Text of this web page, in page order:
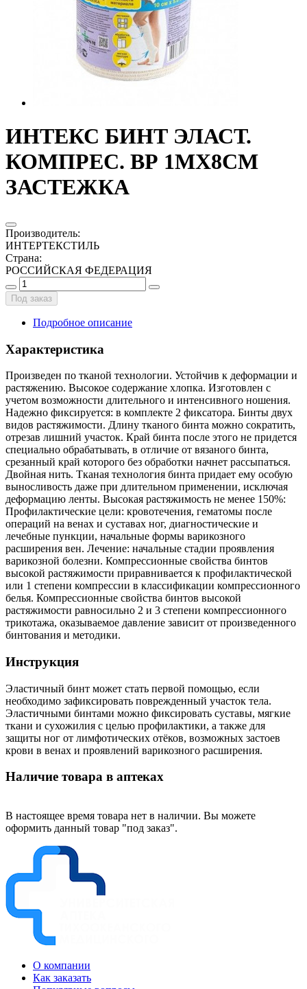
ИНТЕКС БИНТ ЭЛАСТ.
КОМПРЕС. ВР 1МХ8СМ
ЗАСТЕЖКА
Производитель:
ИНТЕРТЕКСТИЛЬ
Страна:
РОССИЙСКАЯ ФЕДЕРАЦИЯ
Под заказ
Подробное описание
Характеристика
Произведен по тканой технологии. Устойчив к деформации и
растяжению. Высокое содержание хлопка. Изготовлен с
учетом возможности длительного и интенсивного ношения.
Надежно фиксируется: в комплекте 2 фиксатора. Бинты двух
видов растяжимости. Длину тканого бинта можно сократить,
отрезав лишний участок. Край бинта после этого не придется
специально обрабатывать, в отличие от вязаного бинта,
срезанный край которого без обработки начнет рассыпаться.
Двойная нить. Тканая технология бинта придает ему особую
выносливость даже при длительном применении, исключая
деформацию ленты. Высокая растяжимость не менее 150%:
Профилактические цели: кровотечения, гематомы после
операций на венах и суставах ног, диагностические и
лечебные пункции, начальные формы варикозного
расширения вен. Лечение: начальные стадии проявления
варикозной болезни. Компрессионные свойства бинтов
высокой растяжимости приравнивается к профилактической
или 1 степени компрессии в классификации компрессионного
белья. Компрессионные свойства бинтов высокой
растяжимости равносильно 2 и 3 степени компрессионного
трикотажа, оказываемое давление зависит от произведенного
бинтования и методики.
Инструкция
Эластичный бинт может стать первой помощью, если
необходимо зафиксировать поврежденный участок тела.
Эластичными бинтами можно фиксировать суставы, мягкие
ткани и сухожилия с целью профилактики, а также для
защиты ног от лимфотических отёков, возможных застоев
крови в венах и проявлений варикозного расширения.
Наличие товара в аптеках
В настоящее время товара нет в наличии. Вы можете
оформить данный товар "под заказ".
О компании
Как заказать